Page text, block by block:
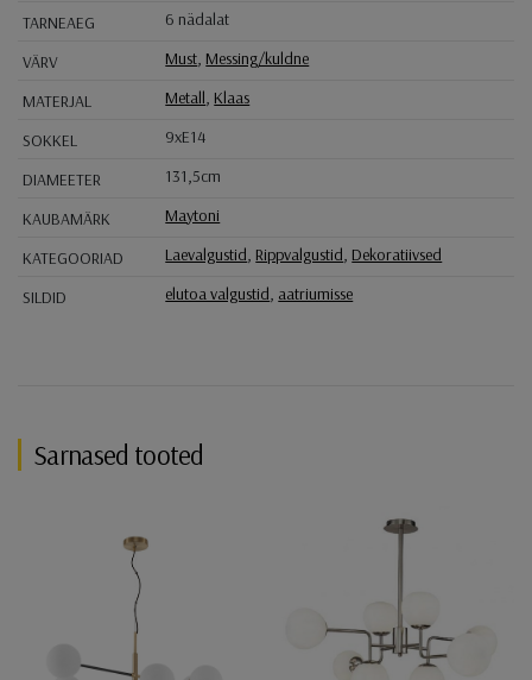
TARNEAEG
6 nädalat
VÄRV
Must, Messing/kuldne
MATERJAL
Metall, Klaas
SOKKEL
9xE14
DIAMEETER
131,5cm
KAUBAMÄRK
Maytoni
KATEGOORIAD
Laevalgustid, Rippvalgustid, Dekoratiivsed
SILDID
elutoa valgustid, aatriumisse
Sarnased tooted